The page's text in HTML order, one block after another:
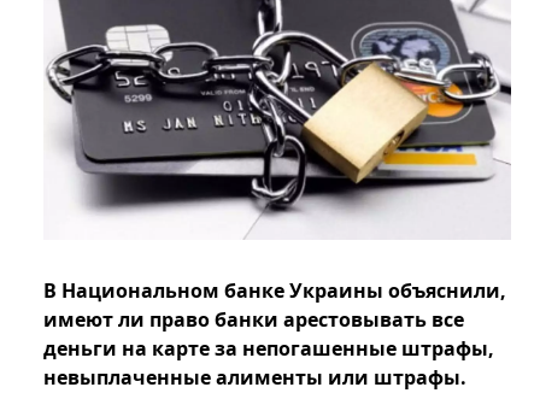
В Национальном банке Украины объяснили,
имеют ли право банки арестовывать все
деньги на карте за непогашенные штрафы,
невыплаченные алименты или штрафы.